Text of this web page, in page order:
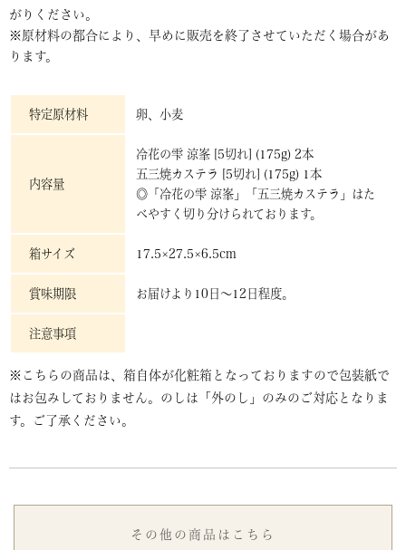
がりください。
※原材料の都合により、早めに販売を終了させていただく場合があ
ります。
特定原材料 卵、小麦
内容量
冷花の雫 涼峯 [5切れ] (175g) 2本
五三焼カステラ [5切れ] (175g) 1本
◎「冷花の雫 涼峯」「五三焼カステラ」はた
べやすく切り分けられております。
箱サイズ 17.5×27.5×6.5cm
賞味期限 お届けより10日～12日程度。
注意事項
※こちらの商品は、箱自体が化粧箱となっておりますので包装紙で
はお包みしておりません。のしは「外のし」のみのご対応となりま
す。ご了承ください。
その他の商品はこちら